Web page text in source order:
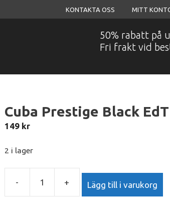
KONTAKTA OSS MITT
50% rabatt på
Fri frakt vid
Cuba Prestige Black
149 kr
2 i lager
- + Lägg till i varukorg